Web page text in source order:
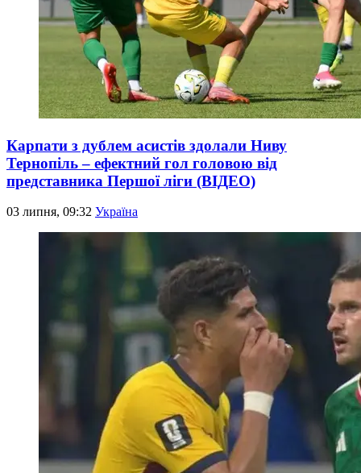
Карпати з дублем асистів здолали Ниву
Тернопіль – ефектний гол головою від
представника Першої ліги (ВІДЕО)
03 липня, 09:32 Україна